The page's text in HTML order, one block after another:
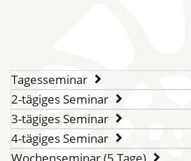
Tagesseminar
2-tägiges Seminar
3-tägiges Seminar
4-tägiges Seminar